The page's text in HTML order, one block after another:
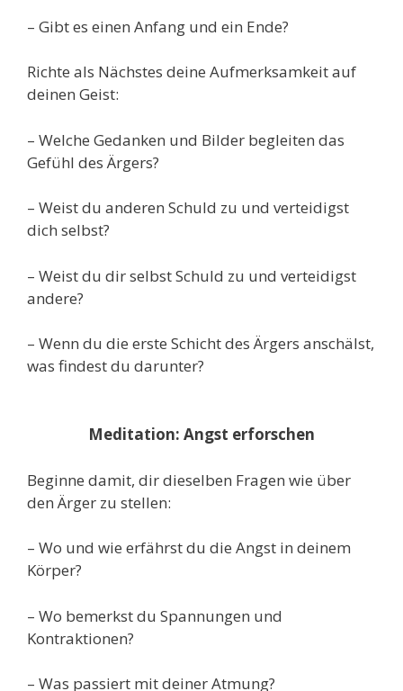
– Gibt es einen Anfang und ein Ende?
Richte als Nächstes deine Aufmerksamkeit auf
deinen Geist:
– Welche Gedanken und Bilder begleiten das
Gefühl des Ärgers?
– Weist du anderen Schuld zu und verteidigst
dich selbst?
– Weist du dir selbst Schuld zu und verteidigst
andere?
– Wenn du die erste Schicht des Ärgers anschälst,
was findest du darunter?
Meditation: Angst erforschen
Beginne damit, dir dieselben Fragen wie über
den Ärger zu stellen:
– Wo und wie erfährst du die Angst in deinem
Körper?
– Wo bemerkst du Spannungen und
Kontraktionen?
– Was passiert mit deiner Atmung?